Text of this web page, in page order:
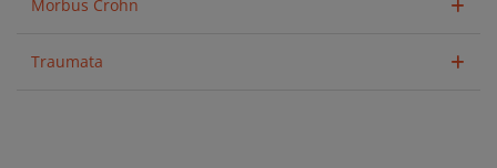
Morbus Crohn
Traumata